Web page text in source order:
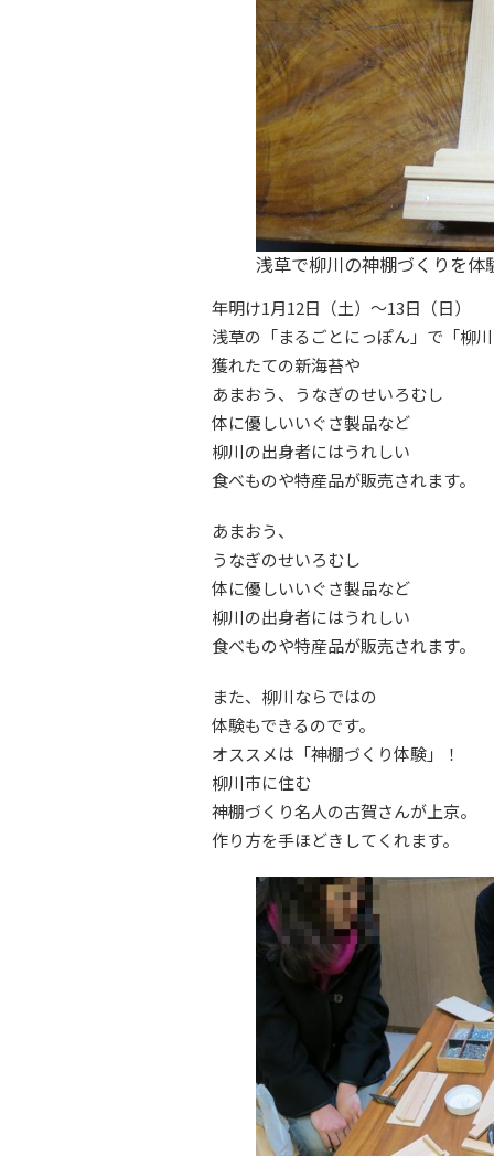
浅草で柳川の神棚づくりを体
年明け1月12日（土）～13日（日）
浅草の「まるごとにっぽん」で「柳
獲れたての新海苔や
あまおう、うなぎのせいろむし
体に優しいいぐさ製品など
柳川の出身者にはうれしい
食べものや特産品が販売されます。
あまおう、
うなぎのせいろむし
体に優しいいぐさ製品など
柳川の出身者にはうれしい
食べものや特産品が販売されます。
また、柳川ならではの
体験もできるのです。
オススメは「神棚づくり体験」！
柳川市に住む
神棚づくり名人の古賀さんが上京。
作り方を手ほどきしてくれます。